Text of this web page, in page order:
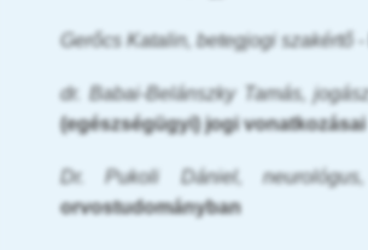
Gerőcs Katalin, betegjogi szakértő -
dr. Babai-Belánszky Tamás,
(egészségügyi) jogi vonatkozásai
Dr. Pukoli Dániel,
orvostudományban